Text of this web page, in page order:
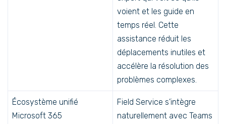
voient et les guide en
temps réel. Cette
assistance réduit les
déplacements inutiles et
accélère la résolution des
problèmes complexes.
Écosystème unifié
Microsoft 365
Field Service s’intègre
naturellement avec Teams